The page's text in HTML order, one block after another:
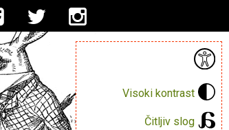
Visoki kontrast
Čitljiv slog